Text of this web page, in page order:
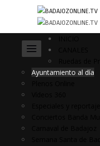
Ayuntamiento al día